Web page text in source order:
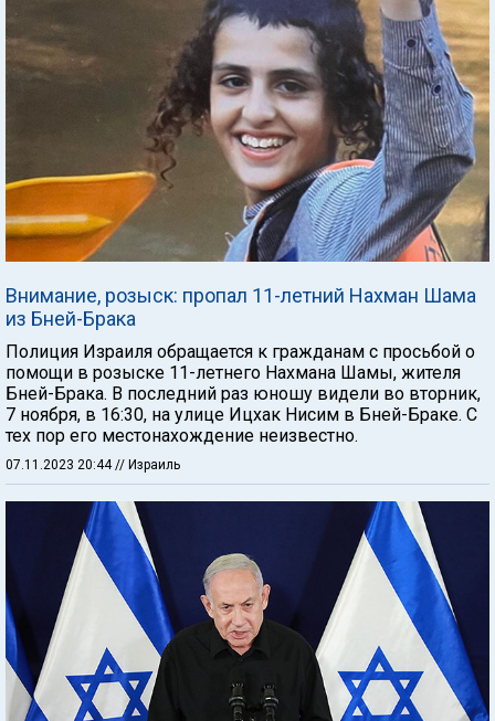
Внимание, розыск: пропал 11-летний Нахман Шама
из Бней-Брака
Полиция Израиля обращается к гражданам с просьбой о
помощи в розыске 11-летнего Нахмана Шамы, жителя
Бней-Брака. В последний раз юношу видели во вторник,
7 ноября, в 16:30, на улице Ицхак Нисим в Бней-Браке. С
тех пор его местонахождение неизвестно.
07.11.2023 20:44// Израиль